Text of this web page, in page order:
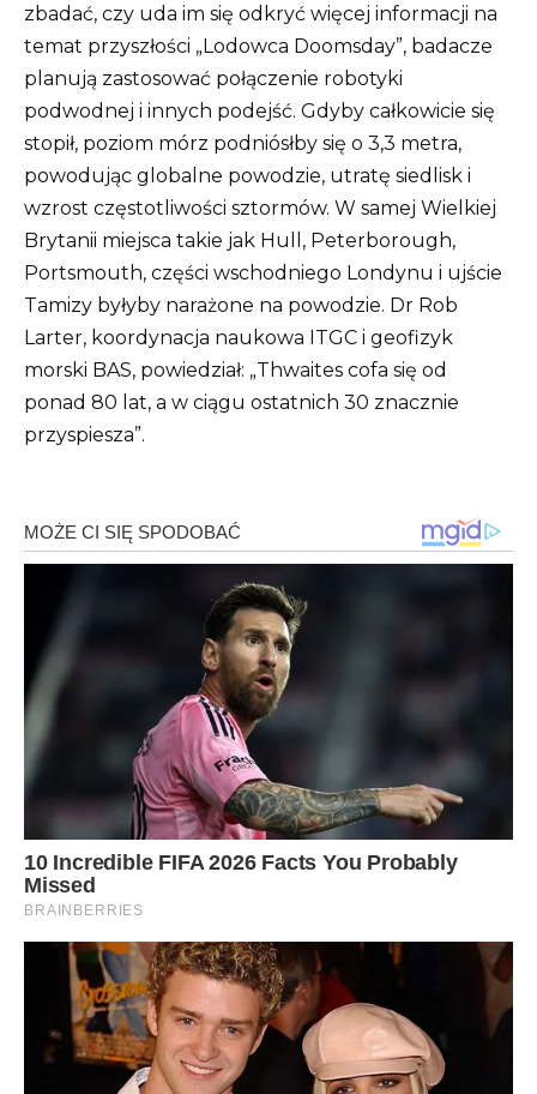
zbadać, czy uda im się odkryć więcej informacji na
temat przyszłości „Lodowca Doomsday”, badacze
planują zastosować połączenie robotyki
podwodnej i innych podejść. Gdyby całkowicie się
stopił, poziom mórz podniósłby się o 3,3 metra,
powodując globalne powodzie, utratę siedlisk i
wzrost częstotliwości sztormów. W samej Wielkiej
Brytanii miejsca takie jak Hull, Peterborough,
Portsmouth, części wschodniego Londynu i ujście
Tamizy byłyby narażone na powodzie. Dr Rob
Larter, koordynacja naukowa ITGC i geofizyk
morski BAS, powiedział: „Thwaites cofa się od
ponad 80 lat, a w ciągu ostatnich 30 znacznie
przyspiesza”.